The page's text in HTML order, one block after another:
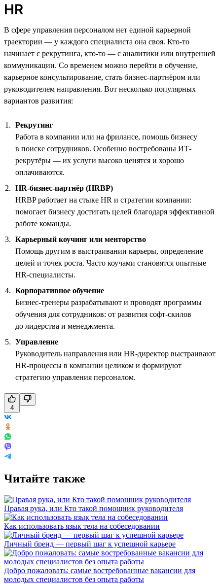
HR
В сфере управления персоналом нет единой карьерной
траектории — у каждого специалиста она своя. Кто-то
начинает с рекрутинга, кто-то — с аналитики или внутренней
коммуникации. Со временем можно перейти в обучение,
карьерное консультирование, стать бизнес-партнёром или
руководителем направления. Вот несколько популярных
вариантов развития:
Рекрутинг
Работа в компании или на фрилансе, помощь бизнесу
в поиске сотрудников. Особенно востребованы ИТ-
рекрутёры — их услуги высоко ценятся и хорошо
оплачиваются.
HR-бизнес-партнёр (HRBP)
HRBP работает на стыке HR и стратегии компании:
помогает бизнесу достигать целей благодаря эффективной
работе команды.
Карьерный коучинг или менторство
Помощь другим в выстраивании карьеры, определение
целей и точек роста. Часто коучами становятся опытные
HR-специалисты.
Корпоративное обучение
Бизнес-тренеры разрабатывают и проводят программы
обучения для сотрудников: от развития софт-скилов
до лидерства и менеджмента.
Управление
Руководитель направления или HR-директор выстраивают
HR-процессы в компании целиком и формируют
стратегию управления персоналом.
4
Читайте также
Правая рука, или Кто такой помощник руководителя
Как использовать язык тела на собеседовании
Личный бренд — первый шаг к успешной карьере
Добро пожаловать: самые востребованные вакансии для
молодых специалистов без опыта работы